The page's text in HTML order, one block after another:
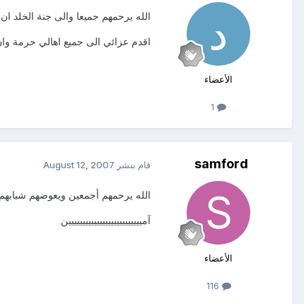
الأعضاء
الله يرحمهم جميعا والى جنة الخلد
اقدم عزائي الى جميع اهالي حرمة
samford
الأعضاء
قام بنشر August 12, 2007
الله يرحمهم أجمعين ويعوضهم
آميييييييييييييييييييييييييين